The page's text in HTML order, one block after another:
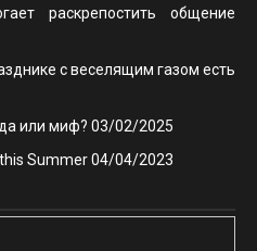
раскрепостить общение
с веселящим газом есть
или миф? 03/02/2025
Summer04/04/2023